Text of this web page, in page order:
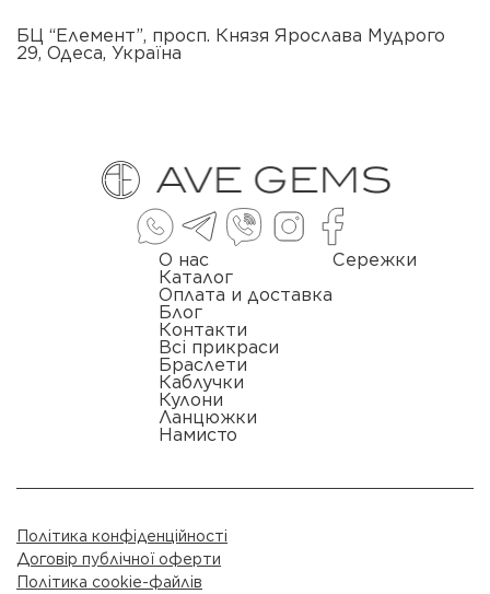
БЦ “Елемент”, просп. Князя Ярослава Мудрого
29, Одеса, Україна
О нас
Каталог
Оплата и доставка
Блог
Контакти
Всі прикраси
Браслети
Каблучки
Кулони
Ланцюжки
Намисто
Сережки
Політика конфіденційності
Договір публічної оферти
Політика cookie-файлів